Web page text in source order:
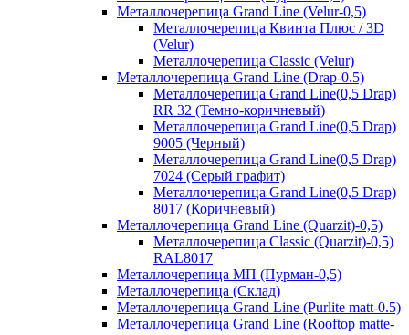
Металлочерепица Grand Line (Velur-0,5)
Металлочерепица Квинта Плюс / 3D
(Velur)
Металлочерепица Classic (Velur)
Металлочерепица Grand Line (Drap-0.5)
Металлочерепица Grand Line(0,5 Drap)
RR 32 (Темно-коричневый)
Металлочерепица Grand Line(0,5 Drap)
9005 (Черный)
Металлочерепица Grand Line(0,5 Drap)
7024 (Серый графит)
Металлочерепица Grand Line(0,5 Drap)
8017 (Коричневый)
Металлочерепица Grand Line (Quarzit)-0,5)
Металлочерепица Classic (Quarzit)-0,5)
RAL8017
Металлочерепица МП (Пурман-0,5)
Металлочерепица (Склад)
Металлочерепица Grand Line (Purlite matt-0.5)
Металлочерепица Grand Line (Rooftop matte-